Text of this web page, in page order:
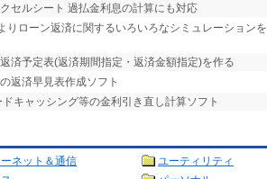
セルシート 過払金利息の計算にも対応
りローン返済に関するいろいろなシミュレーションを
済予定表(返済期間指定・返済金額指定)を作る
返済早見表作成ソフト
ドキャッシング等の金利引き直し計算ソフト
ネット＆通信
ユーティリティ